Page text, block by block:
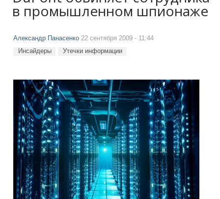
в промышленном шпионаже
Александр Панасенко 22 сентября 2009 - 11:44
Инсайдеры Утечки информации